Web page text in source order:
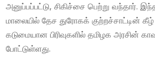
அனுப்பப்பட்டு, சிகிச்சை பெற்று வந்தார்.
மாலையில் தேச துரோகக் குற்றச்சாட்டின்
கடுமையான பிரிவுகளில் தமிழக அரசின்
போட்டுள்ளது.